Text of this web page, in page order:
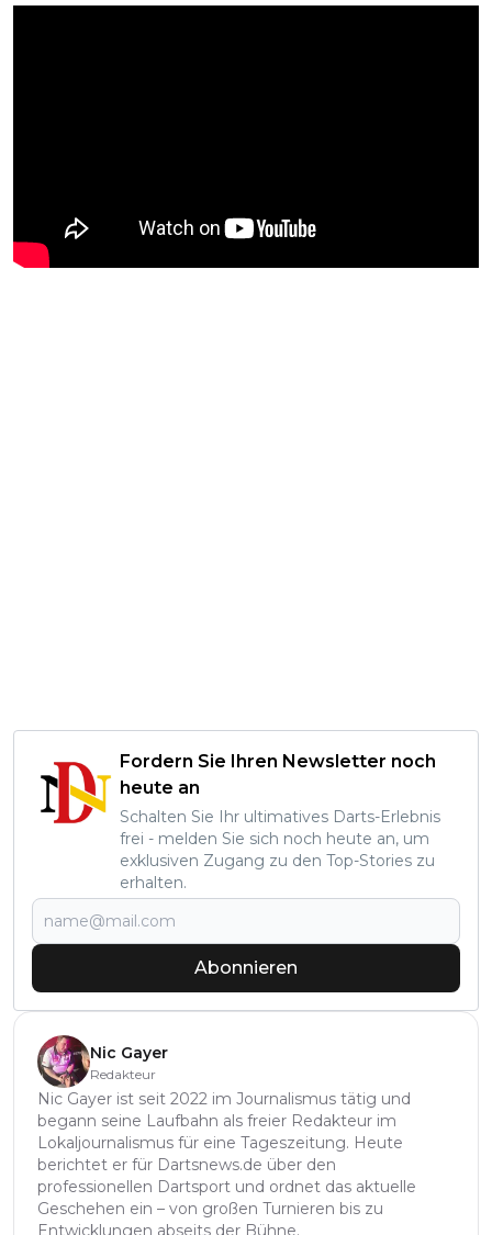
Fordern Sie Ihren Newsletter noch
heute an
Schalten Sie Ihr ultimatives Darts-Erlebnis
frei - melden Sie sich noch heute an, um
exklusiven Zugang zu den Top-Stories zu
erhalten.
Abonnieren
Nic Gayer
Redakteur
Nic Gayer ist seit 2022 im Journalismus tätig und
begann seine Laufbahn als freier Redakteur im
Lokaljournalismus für eine Tageszeitung. Heute
berichtet er für Dartsnews.de über den
professionellen Dartsport und ordnet das aktuelle
Geschehen ein – von großen Turnieren bis zu
Entwicklungen abseits der Bühne.